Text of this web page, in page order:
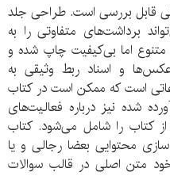
قابل بررسی است. طراحی جلد
برداشت‌های متفاوتی را به
اما بی‌کیفیت چاپ شده و
و اسناد ربط وثیقی به
است که ممکن است در کتاب
شده نیز درباره فعالیت‌های
کتاب را شامل می‌شود. کتاب
محتوایی بعضا رجالی و یا
متن اصلی در قالب سوالات